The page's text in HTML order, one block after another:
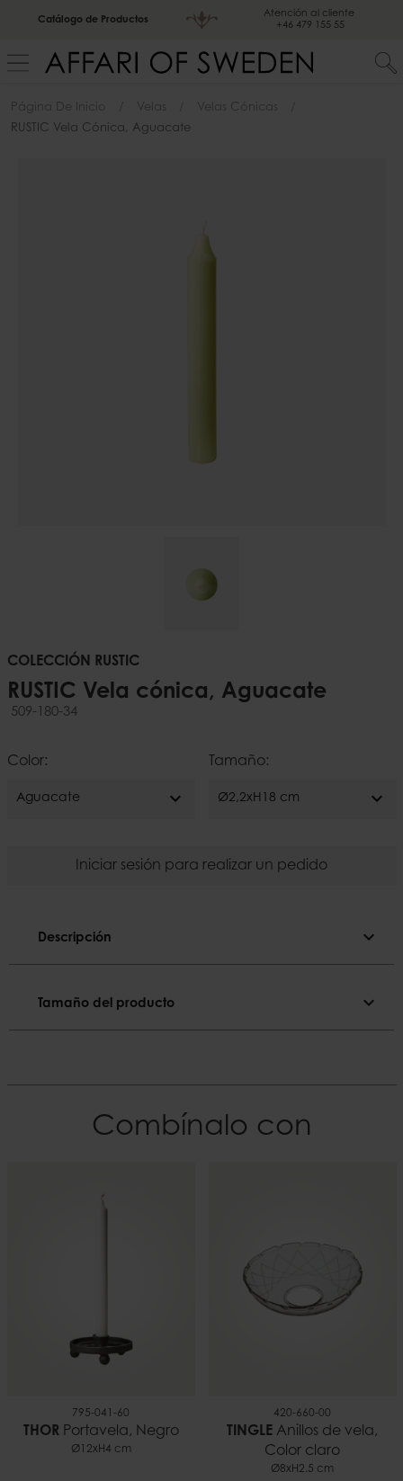
Catálogo de Productos
Atención al cliente
+46 479 155 55
Página De Inicio Velas
Velas Cónicas
RUSTIC Vela Cónica, Aguacate
COLECCIÓN RUSTIC
RUSTIC Vela cónica, Aguacate
509-180-34
Color:
Aguacate expand_more
Tamaño:
Ø2,2xH18 cm expand_more
Iniciar sesión para realizar un pedido
Descripción expand_more
Color sólido.
Tamaño del producto expand_more
Combínalo con
795-041-60
THORPortavela, Negro
Ø12xH4 cm
420-660-00
TINGLE Anillos de vela,
Color claro
Ø8xH2.5 cm